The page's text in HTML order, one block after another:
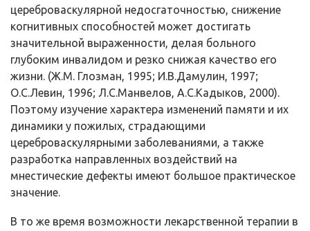
цереброваскулярной недосгаточностью, снижение
когнитивных способностей может достигать
значительной выраженности, делая больного
глубоким инвалидом и резко снижая качество его
жизни. (Ж.М. Глозман, 1995; И.В.Дамулин, 1997;
О.С.Левин, 1996; Л.С.Манвелов, А.С.Кадыков, 2000).
Поэтому изучение характера изменений памяти и их
динамики у пожилых, страдающими
цереброваскулярными заболеваниями, а также
разработка направленных воздействий на
мнестические дефекты имеют большое практическое
значение.
В то же время возможности лекарственной терапии в